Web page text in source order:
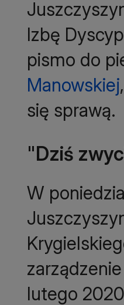
Izbę
pismo do
Manowskiej
się sprawą.
"Dziś
W
lutego